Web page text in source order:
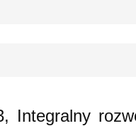
Integralny